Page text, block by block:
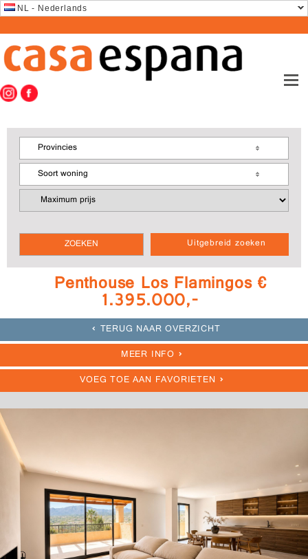
NL - Nederlands
Uitgebreid zoeken
Provincies
Soort woning
Penthouse Los Flamingos €
1.395.000,-
TERUG NAAR OVERZICHT
MEER INFO
VOEG TOE AAN FAVORIETEN